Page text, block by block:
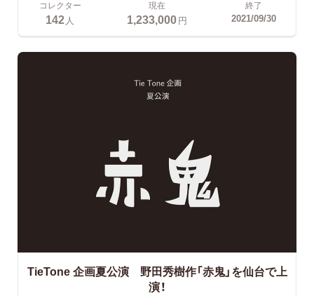
コレクター
142 人
現在
1,233,000円
終了
2021/09/30
TieTone 企画夏公演 野田秀樹作「赤鬼」を仙台で上
演！